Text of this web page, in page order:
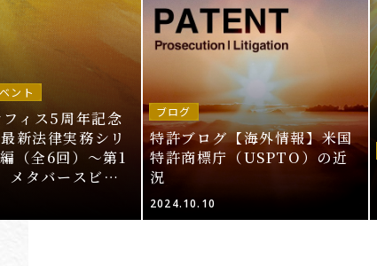
ント
ィス5周年記念
新法律実務シリ
（全6回）～第1
メタバースビジ
ブログ
特許ブログ【海外情報】米国
特許商標庁（USPTO）の近
況
2024.10.10